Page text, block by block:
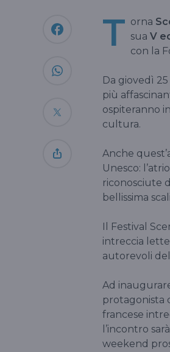
T orna
sua V
con la
Da giovedì
più
ospiteranno
cultura.
Anche
Unesco:
riconosciute
bellissima
Il Festival
intreccia
autorevoli
Ad
protagonista
francese
l’incontro
weekend